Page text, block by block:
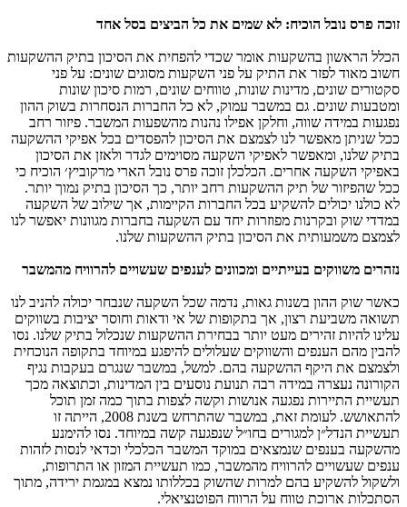
זוכה פרס נובל הוכיח: לא שמים את כל הביצים בסל אחד
הכלל הראשון בהשקעות אומר שכדי להפחית את הסיכון בתיק ההשקעות
חשוב מאוד לפזר את התיק על פני השקעות מסוגים שונים: על פני
סקטורים שונים, מדינות שונות, טווחים שונים, רמות סיכון שונות
ומטבעות שונים. גם במשבר עמוק, לא כל החברות הנסחרות בשוק ההון
נפגעות במידה שווה, וחלקן אפילו נהנות מהשפעות המשבר. פיזור רחב
ככל שניתן מאפשר לנו לצמצם את הסיכון להפסדים בכל אפיקי ההשקעה
בתיק שלנו, ומאפשר לאפיקי השקעה מסוימים לגדר ולאזן את הסיכון
באפיקי השקעה אחרים. הכלכלן זוכה פרס נובל הארי מרקוביץ׳ הוכיח כי
ככל שהפיזור של תיק ההשקעות רחב יותר, כך הסיכון בתיק נמוך יותר.
לא כולנו יכולים להשקיע בכל החברות הקיימות, אך שילוב של השקעה
במדדי שוק ובקרנות מפוזרות יחד עם השקעה בחברות מגוונות יאפשר לנו
לצמצם משמעותית את הסיכון בתיק ההשקעות שלנו.
נזהרים משווקים בעייתיים ומכוונים לענפים שעשויים להרוויח מהמשבר
כאשר שוק ההון בשנות גאות, נדמה שכל השקעה שנבחר יכולה להניב לנו
תשואה משביעת רצון, אך בתקופות של אי ודאות וחוסר יציבות בשווקים
עלינו להיות זהירים מעט יותר בבחירת ההשקעות שנכלול בתיק שלנו. נסו
להבין מהם הענפים והשווקים שעלולים להיפגע במיוחד בתקופה הנוכחית
ולצמצם את היקף ההשקעה בהם. למשל, במשבר שנגרם בעקבות נגיף
הקורונה נעצרה במידה רבה תנועת נוסעים בין המדינות, וכתוצאה מכך
תעשיית התיירות נפגעה אנושות וקשה לצפות בתוך כמה זמן תוכל
להתאושש. לעומת זאת, במשבר שהתרחש בשנת 2008, הייתה זו
תעשיית הנדל״ן למגורים בחו״ל שנפגעה קשה במיוחד. נסו להימנע
מהשקעה בענפים שנמצאים במוקד המשבר הכלכלי וכדאי לנסות לזהות
ענפים שעשויים להרוויח מהמשבר, כמו תעשיית המזון או התרופות,
ולשקול להשקיע בהם למרות שהשוק בכללותו נמצא במגמת ירידה, מתוך
הסתכלות ארוכת טווח על הרווח הפוטנציאלי.